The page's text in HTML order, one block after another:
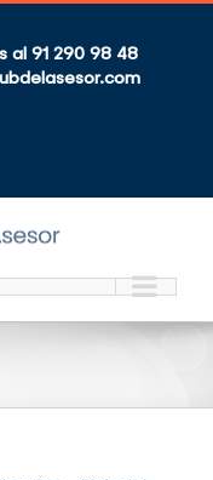
al 91 290 98 48